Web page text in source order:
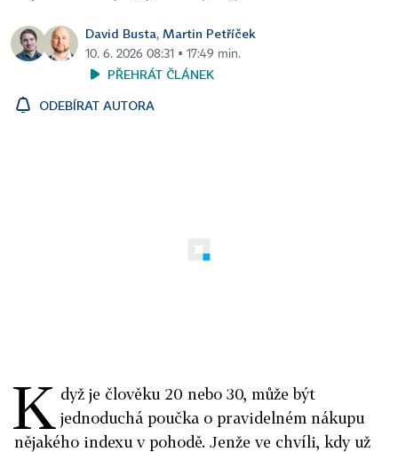
David Busta, Martin Petříček
10. 6. 2026 08:31 ▪ 17:49 min.
PŘEHRÁT ČLÁNEK
ODEBÍRAT AUTORA
K dyž je člověku 20 nebo 30, může být
jednoduchá poučka o pravidelném nákupu
nějakého indexu v pohodě. Jenže ve chvíli, kdy už